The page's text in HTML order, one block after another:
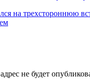
на трехстороннюю
не будет